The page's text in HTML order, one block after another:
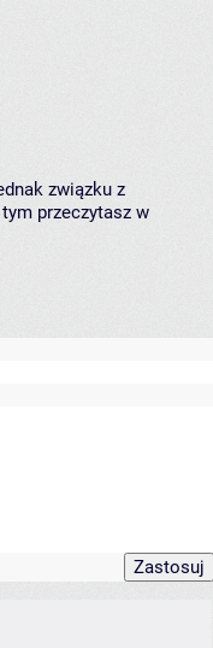
związku z
przeczytasz w